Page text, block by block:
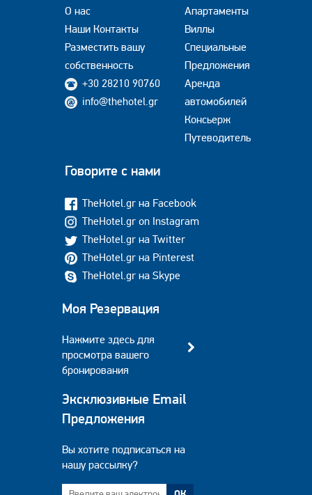
О нас
Наши Контакты
Разместить вашу
собственность
+30 28210 90760
info@thehotel.gr
Апартаменты
Виллы
Специальные
Предложения
Аренда
автомобилей
Консьерж
Путеводитель
Говорите с нами
TheHotel.gr на Facebook
TheHotel.gr on Instagram
TheHotel.gr на Twitter
TheHotel.gr на Pinterest
TheHotel.gr на Skype
Моя Резервация
Нажмите здесь для
просмотра вашего
бронирования
Эксклюзивные Email
Предложения
Вы хотите подписаться на
нашу рассылку?